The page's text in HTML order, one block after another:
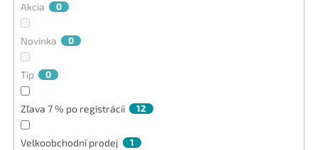
Akcia 0
Novinka 0
Tip 0
Zľava 7 % po registrácii 12
Velkoobchodní prodej 1